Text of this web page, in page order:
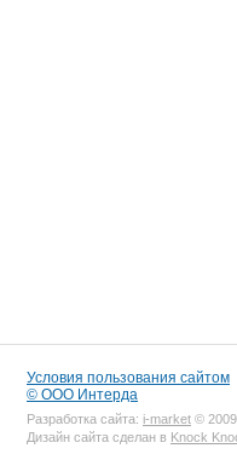
Условия пользования сайтом
© ООО Интерда
Разработка сайта: i-market © 2009
Дизайн сайта сделан в Knock